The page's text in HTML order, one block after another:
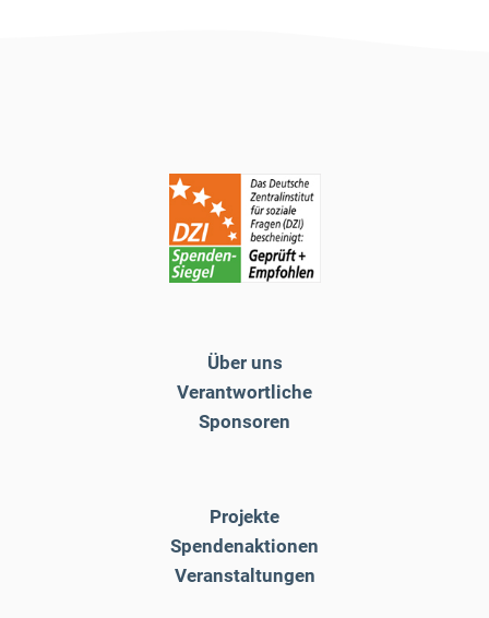
Über uns
Verantwortliche
Sponsoren
Projekte
Spendenaktionen
Veranstaltungen